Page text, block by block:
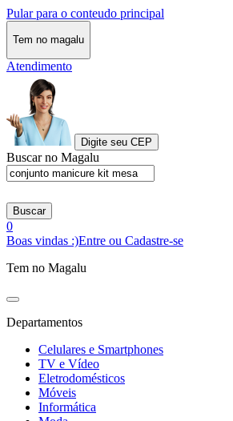
Pular para o conteudo principal
Tem no magalu
Atendimento
Digite seu CEP
Buscar no Magalu
Buscar
0
Boas vindas :)Entre ou Cadastre-se
Tem no Magalu
Departamentos
Celulares e Smartphones
TV e Vídeo
Eletrodomésticos
Móveis
Informática